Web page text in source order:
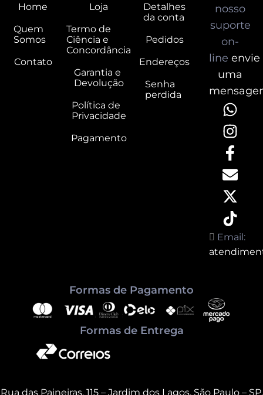
Home
Quem
Somos
Contato
Loja
Termo de
Ciência e
Concordância
Garantia e
Devolução
Política de
Privacidade
Pagamento
Detalhes
da conta
Pedidos
Endereços
Senha
perdida
nosso
suporte
on-
line envie
uma
Email:
Formas de Pagamento
Formas de Entrega
Rua das Paineiras, 115 – Jardim dos Lagos, São Paulo – SP,